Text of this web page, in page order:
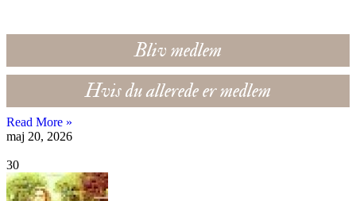
Bliv medlem
Hvis du allerede er medlem
Read More »
maj 20, 2026
30